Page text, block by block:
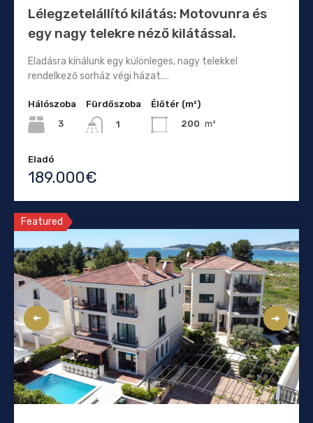
Lélegzetelállító kilátás: Motovunra és
egy nagy telekre néző kilátással.
Eladásra kínálunk egy különleges, nagy telekkel
rendelkező sorház végi házat.…
Hálószoba
3
Fürdőszoba
1
Élőtér (m²)
200 m²
Eladó
189.000€
Featured